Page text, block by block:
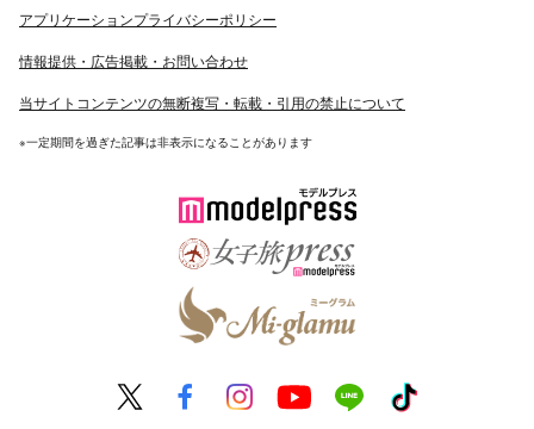
アプリケーションプライバシーポリシー
情報提供・広告掲載・お問い合わせ
当サイトコンテンツの無断複写・転載・引用の禁止について
※一定期間を過ぎた記事は非表示になることがあります